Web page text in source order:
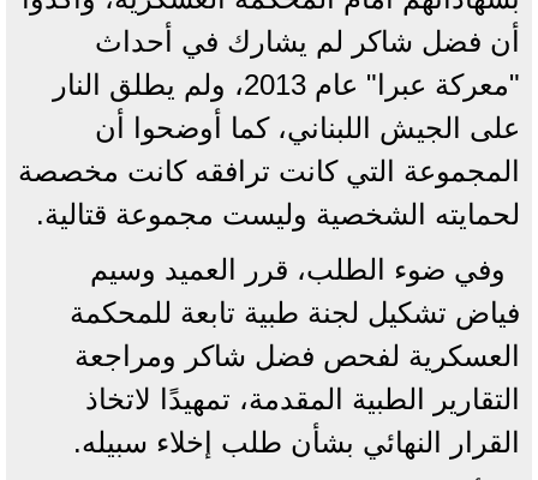
أن فضل شاكر لم يشارك في أحداث
"معركة عبرا" عام 2013، ولم يطلق النار
على الجيش اللبناني، كما أوضحوا أن
المجموعة التي كانت ترافقه كانت مخصصة
لحمايته الشخصية وليست مجموعة قتالية.
وفي ضوء الطلب، قرر العميد وسيم
فياض تشكيل لجنة طبية تابعة للمحكمة
العسكرية لفحص فضل شاكر ومراجعة
التقارير الطبية المقدمة، تمهيدًا لاتخاذ
القرار النهائي بشأن طلب إخلاء سبيله.